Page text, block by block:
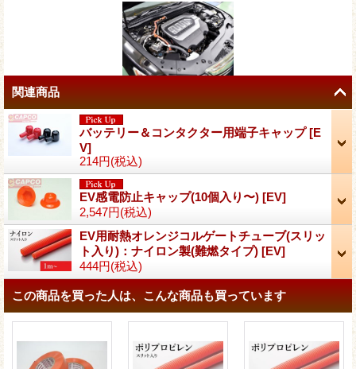
関連商品
バッテリー＆コンタクター用端子キャップ[E
V]
214円(税込)
EV感電防止キャップ(10個入り〜) [EV]
2,547円(税込)
EV用耐熱オレンジコルゲートチューブ(スリッ
ト入り)：ナイロン製(難燃タイプ) [EV]
444円(税込)
この商品を買った人は、こんな商品も買っています